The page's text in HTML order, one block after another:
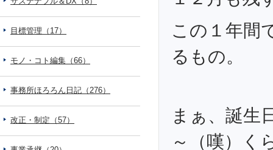
この１年間
るもの。
まぁ、誕生
～（嘆）く
目標管理（17）
モノ・コト編集（66）
事務所ほろろん日記（276）
改正・制定（57）